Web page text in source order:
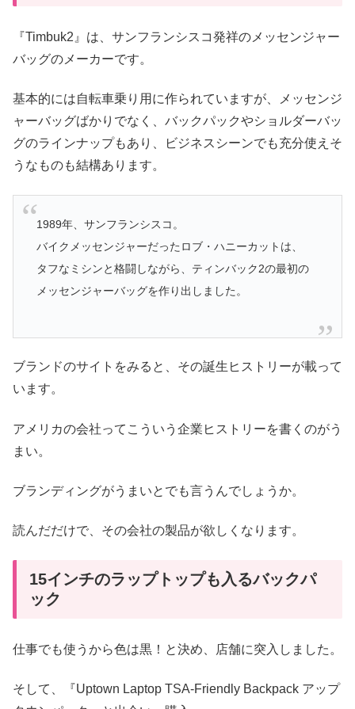
『Timbuk2』は、サンフランシスコ発祥のメッセンジャー
バッグのメーカーです。
基本的には自転車乗り用に作られていますが、メッセンジ
ャーバッグばかりでなく、バックパックやショルダーバッ
グのラインナップもあり、ビジネスシーンでも充分使えそ
うなものも結構あります。
1989年、サンフランシスコ。
バイクメッセンジャーだったロブ・ハニーカットは、
タフなミシンと格闘しながら、ティンバック2の最初の
メッセンジャーバッグを作り出しました。
ブランドのサイトをみると、その誕生ヒストリーが載って
います。
アメリカの会社ってこういう企業ヒストリーを書くのがう
まい。
ブランディングがうまいとでも言うんでしょうか。
読んだだけで、その会社の製品が欲しくなります。
15インチのラップトップも入るバックパ
ック
仕事でも使うから色は黒！と決め、店舗に突入しました。
そして、『Uptown Laptop TSA-Friendly Backpack アップ